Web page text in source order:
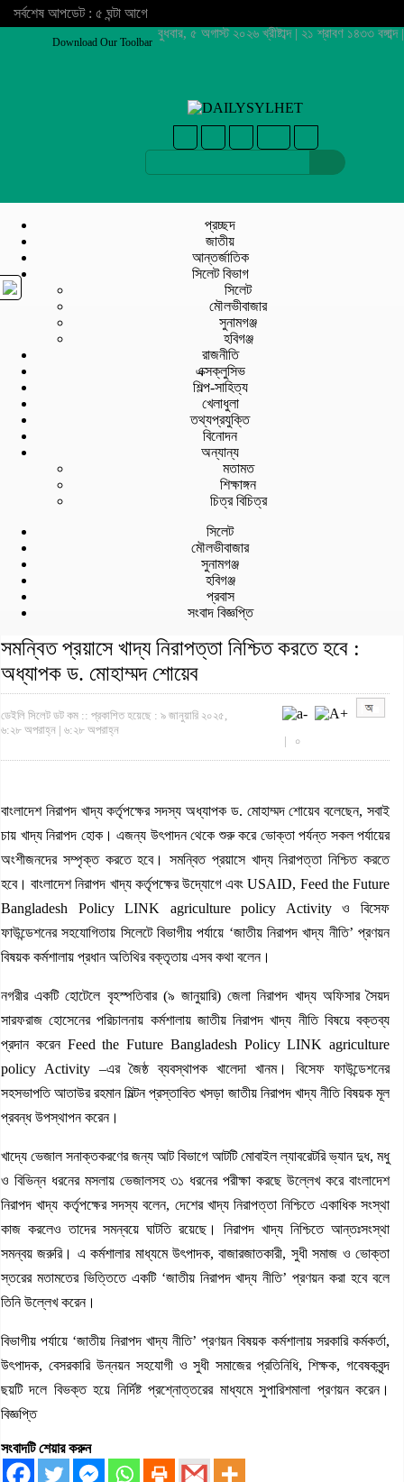
সর্বশেষ আপডেট : ৫ ঘন্টা আগে
বুধবার, ৫ অগাস্ট ২০২৬ খ্রীষ্টাব্দ | ২১ শ্রাবণ ১৪৩৩ বঙ্গাব্দ |
Download Our Toolbar
প্রচ্ছদ
জাতীয়
আন্তর্জাতিক
সিলেট বিভাগ
সিলেট
মৌলভীবাজার
সুনামগঞ্জ
হবিগঞ্জ
রাজনীতি
এক্সক্লুসিভ
শিল্প-সাহিত্য
খেলাধুলা
তথ্যপ্রযুক্তি
বিনোদন
অন্যান্য
মতামত
শিক্ষাঙ্গন
চিত্র বিচিত্র
সিলেট
মৌলভীবাজার
সুনামগঞ্জ
হবিগঞ্জ
প্রবাস
সংবাদ বিজ্ঞপ্তি
সমন্বিত প্রয়াসে খাদ্য নিরাপত্তা নিশ্চিত করতে হবে :
অধ্যাপক ড. মোহাম্মদ শোয়েব
ডেইলি সিলেট ডট কম :: প্রকাশিত হয়েছে : ৯ জানুয়ারি ২০২৫,
৬:২৮ অপরাহ্ন | ৬:২৮ অপরাহ্ন
|
০
বাংলাদেশ নিরাপদ খাদ্য কর্তৃপক্ষের সদস্য অধ্যাপক ড. মোহাম্মদ শোয়েব বলেছেন, সবাই
চায় খাদ্য নিরাপদ হোক। এজন্য উৎপাদন থেকে শুরু করে ভোক্তা পর্যন্ত সকল পর্যায়ের
অংশীজনদের সম্পৃক্ত করতে হবে। সমন্বিত প্রয়াসে খাদ্য নিরাপত্তা নিশ্চিত করতে
হবে। বাংলাদেশ নিরাপদ খাদ্য কর্তৃপক্ষের উদ্যোগে এবং USAID, Feed the Future
Bangladesh Policy LINK agriculture policy Activity ও বিসেফ
ফাউন্ডেশনের সহযোগিতায় সিলেটে বিভাগীয় পর্যায়ে ‘জাতীয় নিরাপদ খাদ্য নীতি’ প্রণয়ন
বিষয়ক কর্মশালায় প্রধান অতিথির বক্তৃতায় এসব কথা বলেন।
নগরীর একটি হোটেলে বৃহস্পতিবার (৯ জানুয়ারি) জেলা নিরাপদ খাদ্য অফিসার সৈয়দ
সারফরাজ হোসেনের পরিচালনায় কর্মশালায় জাতীয় নিরাপদ খাদ্য নীতি বিষয়ে বক্তব্য
প্রদান করেন Feed the Future Bangladesh Policy LINK agriculture
policy Activity –এর জৈষ্ঠ ব্যবস্থাপক খালেদা খানম। বিসেফ ফাউন্ডেশনের
সহসভাপতি আতাউর রহমান মিল্টন প্রস্তাবিত খসড়া জাতীয় নিরাপদ খাদ্য নীতি বিষয়ক মূল
প্রবন্ধ উপস্থাপন করেন।
খাদ্যে ভেজাল সনাক্তকরণের জন্য আট বিভাগে আটটি মোবাইল ল্যাবরেটরি ভ্যান দুধ, মধু
ও বিভিন্ন ধরনের মসলায় ভেজালসহ ৩১ ধরনের পরীক্ষা করছে উল্লেখ করে বাংলাদেশ
নিরাপদ খাদ্য কর্তৃপক্ষের সদস্য বলেন, দেশের খাদ্য নিরাপত্তা নিশ্চিতে একাধিক সংস্থা
কাজ করলেও তাদের সমন্বয়ে ঘাটতি রয়েছে। নিরাপদ খাদ্য নিশ্চিতে আন্তঃসংস্থা
সমন্বয় জরুরি। এ কর্মশালার মাধ্যমে উৎপাদক, বাজারজাতকারী, সুধী সমাজ ও ভোক্তা
স্তরের মতামতের ভিত্তিতে একটি ‘জাতীয় নিরাপদ খাদ্য নীতি’ প্রণয়ন করা হবে বলে
তিনি উল্লেখ করেন।
বিভাগীয় পর্যায়ে ‘জাতীয় নিরাপদ খাদ্য নীতি’ প্রণয়ন বিষয়ক কর্মশালায় সরকারি কর্মকর্তা,
উৎপাদক, বেসরকারি উন্নয়ন সহযোগী ও সুধী সমাজের প্রতিনিধি, শিক্ষক, গবেষকবৃন্দ
ছয়টি দলে বিভক্ত হয়ে নির্দিষ্ট প্রশ্নোত্তরের মাধ্যমে সুপারিশমালা প্রণয়ন করেন।
বিজ্ঞপ্তি
সংবাদটি শেয়ার করুন